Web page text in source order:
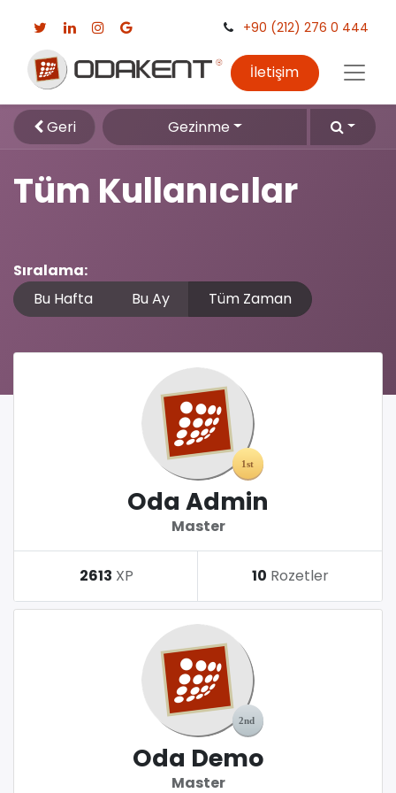
+90 (212) 276 0 444
İletişim
Geri Gezinme
Tüm Kullanıcılar
Sıralama:
Bu Hafta
Bu Ay Tüm Zaman
Oda Admin
Master
2613 XP 10 Rozetler
Oda Demo
Master